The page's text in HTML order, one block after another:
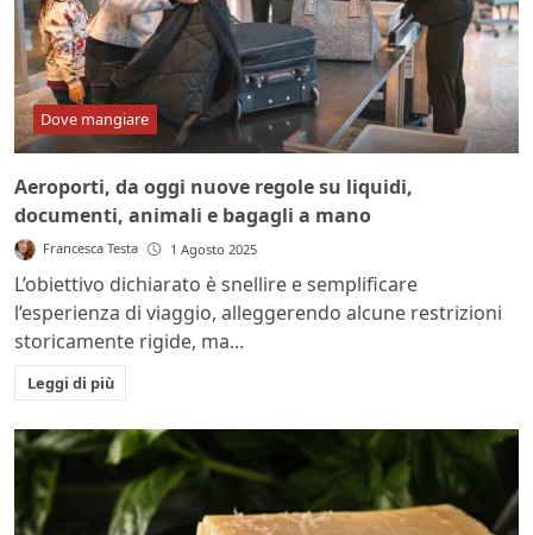
Dove mangiare
Aeroporti, da oggi nuove regole su liquidi,
documenti, animali e bagagli a mano
Francesca Testa 1 Agosto 2025
L’obiettivo dichiarato è snellire e semplificare
l’esperienza di viaggio, alleggerendo alcune restrizioni
storicamente rigide, ma...
Leggi di più